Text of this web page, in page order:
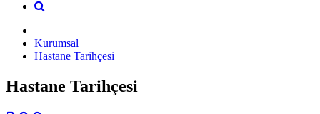
Kurumsal
Hastane Tarihçesi
Hastane Tarihçesi